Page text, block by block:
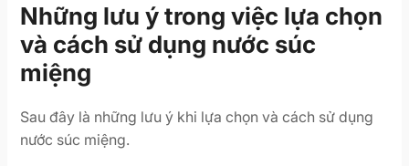
Những lưu ý trong việc lựa chọn
và cách sử dụng nước súc
miệng
Sau đây là những lưu ý khi lựa chọn và cách sử dụng
nước súc miệng.